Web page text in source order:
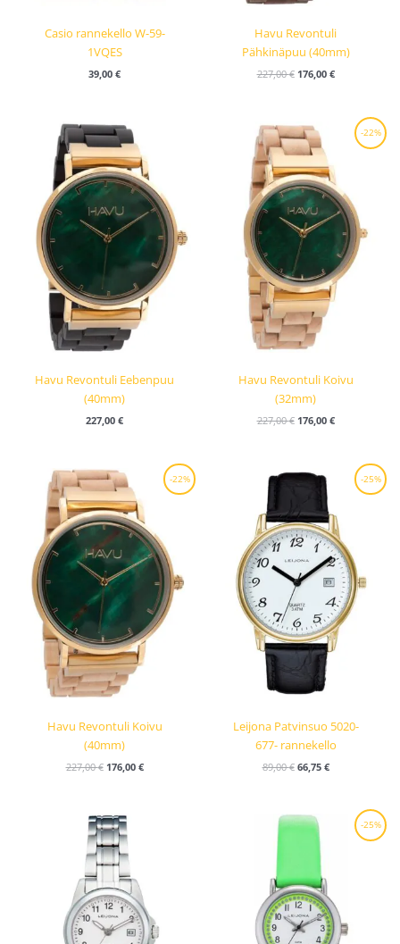
Casio rannekello W-59-
1VQES
39,00 €
Havu Revontuli
Pähkinäpuu (40mm)
227,00€ 176,00 €
Havu Revontuli Eebenpuu
(40mm)
227,00 €
-22%
Havu Revontuli Koivu
(32mm)
227,00€
Alkuperäinen
hinta
oli:
227,00 €.
176,00 €
Nykyinen
hinta
-22%
Havu Revontuli Koivu
(40mm)
227,00€
Alkuperäinen
hinta
oli:
227,00 €.
176,00 €
Nykyinen
hinta
176,00 €.
-25%
Leijona Patvinsuo 5020-
677- rannekello
89,00€
Alkuperäinen
hinta
89,00 €.
66,75 €
Nykyinen
66,75 €.
-25%
Alkuperäinen
hinta
45,00 €.
Nykyinen